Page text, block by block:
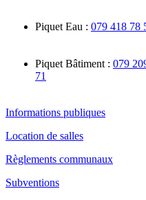
Piquet Eau : 079 418 78
Piquet Bâtiment : 079
71
Informations publiques
Location de salles
Règlements communaux
Subventions